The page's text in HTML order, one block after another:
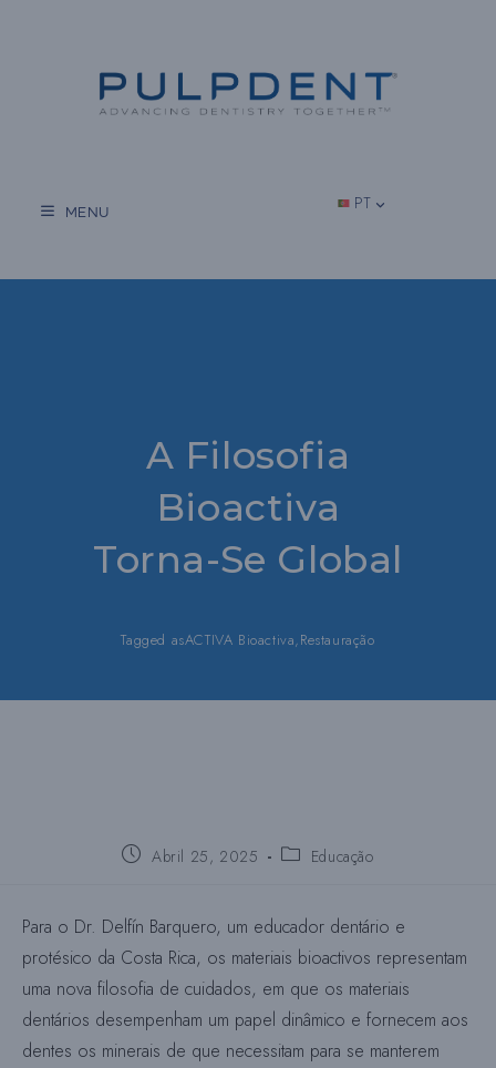
MENU PT
A Filosofia
Bioactiva
Torna-Se Global
Tagged asACTIVA Bioactiva,Restauração
Publica:Abril 25, 2025
PublicaEducação
Para o Dr. Delfín Barquero, um educador dentário e
protésico da Costa Rica, os materiais bioactivos representam
uma nova filosofia de cuidados, em que os materiais
dentários desempenham um papel dinâmico e fornecem aos
dentes os minerais de que necessitam para se manterem